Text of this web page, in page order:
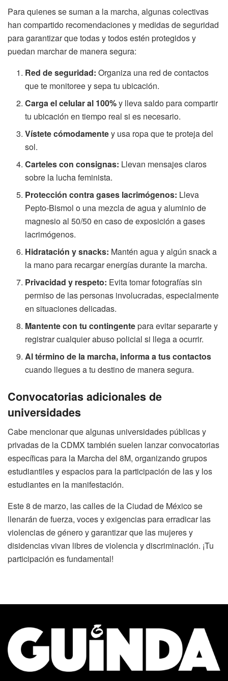
Para quienes se suman a la marcha, algunas colectivas
han compartido recomendaciones y medidas de seguridad
para garantizar que todas y todos estén protegidos y
puedan marchar de manera segura:
Red de seguridad: Organiza una red de contactos
que te monitoree y sepa tu ubicación.
Carga el celular al 100%y lleva saldo para compartir
tu ubicación en tiempo real si es necesario.
Vístete cómodamentey usa ropa que te proteja del
sol.
Carteles con consignas: Llevan mensajes claros
sobre la lucha feminista.
Protección contra gases lacrimógenos: Lleva
Pepto-Bismol o una mezcla de agua y aluminio de
magnesio al 50/50 en caso de exposición a gases
lacrimógenos.
Hidratación y snacks: Mantén agua y algún snack a
la mano para recargar energías durante la marcha.
Privacidad y respeto: Evita tomar fotografías sin
permiso de las personas involucradas, especialmente
en situaciones delicadas.
Mantente con tu contingentepara evitar separarte y
registrar cualquier abuso policial si llega a ocurrir.
Al término de la marcha, informa a tus contactos
cuando llegues a tu destino de manera segura.
Convocatorias adicionales de
universidades
Cabe mencionar que algunas universidades públicas y
privadas de la CDMX también suelen lanzar convocatorias
específicas para la Marcha del 8M, organizando grupos
estudiantiles y espacios para la participación de las y los
estudiantes en la manifestación.
Este 8 de marzo, las calles de la Ciudad de México se
llenarán de fuerza, voces y exigencias para erradicar las
violencias de género y garantizar que las mujeres y
disidencias vivan libres de violencia y discriminación. ¡Tu
participación es fundamental!